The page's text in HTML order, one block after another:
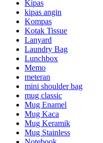
Kipas
kipas angin
Kompas
Kotak Tissue
Lanyard
Laundry Bag
Lunchbox
Memo
meteran
mini shoulder bag
mug classic
Mug Enamel
Mug Kaca
Mug Keramik
Mug Stainless